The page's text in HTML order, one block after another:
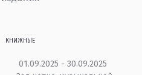
КНИЖНЫЕ
01.09.2025 - 30.09.2025